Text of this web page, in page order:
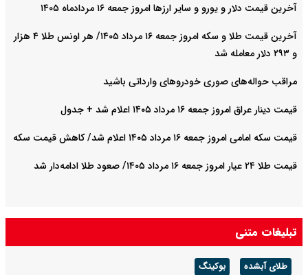
آخرین قیمت دلار و یورو و سایر ارزها امروز جمعه ۱۶ مردادماه ۱۴۰۵
آخرین قیمت طلا و سکه امروز جمعه ۱۶ مرداد ۱۴۰۵/ هر اونس طلا ۴ هزار
و ٢٩٣ دلار معامله شد
مراقب حواله‌های صوری خودروهای وارداتی باشید
قیمت دینار عراق امروز جمعه ۱۶ مرداد ۱۴۰۵ اعلام شد + جدول
قیمت سکه امامی امروز جمعه ۱۶ مرداد ۱۴۰۵ اعلام شد/ کاهش قیمت سکه
قیمت طلا ۲۴ عیار امروز جمعه ۱۶ مرداد ۱۴۰۵/ صعود طلا ادامه‌دار شد
تبلیغات متنی
طلای آبشده بوکینگ